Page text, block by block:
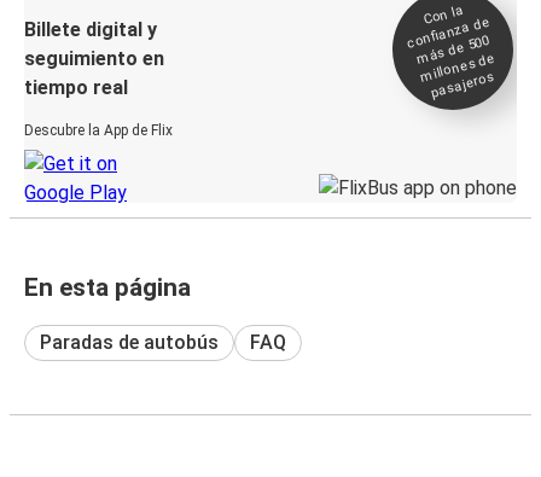
Billete digital y
seguimiento en
tiempo real
Descubre la App de Flix
Con la
confianza de
más de 500
millones de
pasajeros
En esta página
Paradas de autobús FAQ